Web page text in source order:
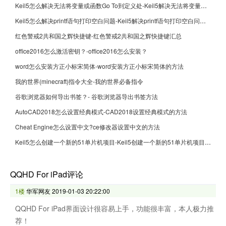
Keil5怎么解决无法将变量或函数Go To到定义处-Keil5解决无法将变量或函数Go To到定义处的方法
Keil5怎么解决printf语句打印空白问题-Keil5解决printf语句打印空白问题的方法
红色警戒2共和国之辉快捷键-红色警戒2共和国之辉快捷键汇总
office2016怎么激活密钥？-office2016怎么安装？
word怎么安装方正小标宋简体-word安装方正小标宋简体的方法
我的世界(minecraft)指令大全-我的世界必备指令
谷歌浏览器如何导出书签？- 谷歌浏览器导出书签方法
AutoCAD2018怎么设置经典模式-CAD2018设置经典模式的方法
Cheat Engine怎么设置中文?ce修改器设置中文的方法
Keil5怎么创建一个新的51单片机项目-Keil5创建一个新的51单片机项目的方法
QQHD For iPad评论
1楼华军网友2019-01-03 20:22:00
QQHD For iPad界面设计很容易上手，功能很丰富，本人极力推
荐！